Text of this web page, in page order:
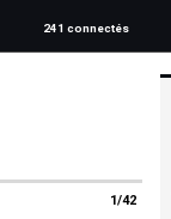
241 connectés
1/42